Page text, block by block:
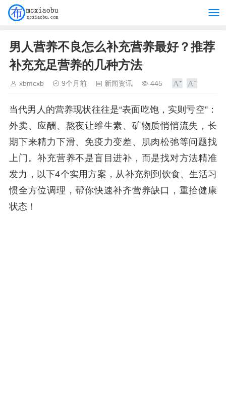
男人营养不良怎么补充营养最好？推荐
补充充足营养的几种方法
xbmcxb 9个月前 新闻资讯 445
当代男人的营养现状往往是“表面吃饱，实则亏空”：
外卖、应酬、熬夜让维生素、矿物质悄悄流失，长
期下来精力下滑、免疫力变差、肌肉松弛等问题找
上门。补充营养不是盲目进补，而是找对方法精准
发力，以下4个实用方案，从补充剂到饮食、生活习
惯全方位调理，帮你快速补齐营养缺口，重拾健康
状态！